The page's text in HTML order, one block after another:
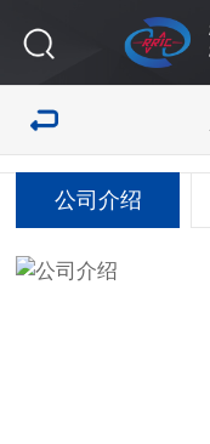
公司介绍